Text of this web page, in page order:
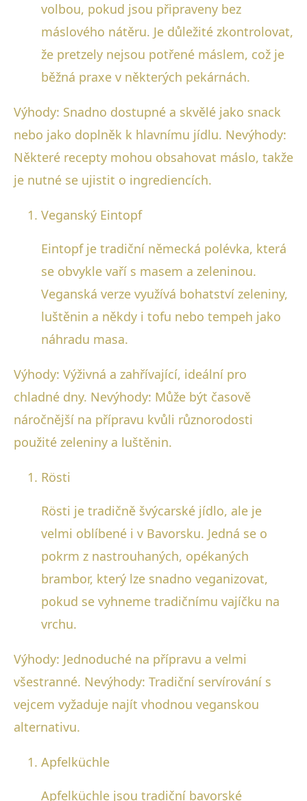
volbou, pokud jsou připraveny bez
máslového nátěru. Je důležité zkontrolovat,
že pretzely nejsou potřené máslem, což je
běžná praxe v některých pekárnách.
Výhody: Snadno dostupné a skvělé jako snack
nebo jako doplněk k hlavnímu jídlu. Nevýhody:
Některé recepty mohou obsahovat máslo, takže
je nutné se ujistit o ingrediencích.
Veganský Eintopf
Eintopf je tradiční německá polévka, která
se obvykle vaří s masem a zeleninou.
Veganská verze využívá bohatství zeleniny,
luštěnin a někdy i tofu nebo tempeh jako
náhradu masa.
Výhody: Výživná a zahřívající, ideální pro
chladné dny. Nevýhody: Může být časově
náročnější na přípravu kvůli různorodosti
použité zeleniny a luštěnin.
Rösti
Rösti je tradičně švýcarské jídlo, ale je
velmi oblíbené i v Bavorsku. Jedná se o
pokrm z nastrouhaných, opékaných
brambor, který lze snadno veganizovat,
pokud se vyhneme tradičnímu vajíčku na
vrchu.
Výhody: Jednoduché na přípravu a velmi
všestranné. Nevýhody: Tradiční servírování s
vejcem vyžaduje najít vhodnou veganskou
alternativu.
Apfelküchle
Apfelküchle jsou tradiční bavorské